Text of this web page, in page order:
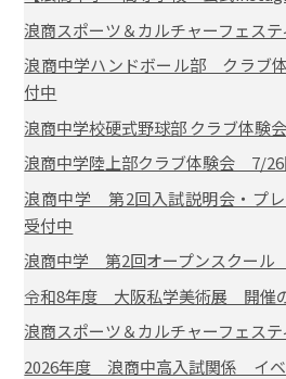
浪商スポーツ＆カルチャーフェス
浪商中学ハンドボール部 クラ
付中
浪商中学校硬式野球部 クラブ体
浪商中学陸上部クラブ体験会 7/
浪商中学 第2回入試説明会・
受付中
浪商中学 第2回オープンスクー
令和8年度 大阪私学美術展 開催
浪商スポーツ＆カルチャーフェス
2026年度 浪商中高入試関係 イベ